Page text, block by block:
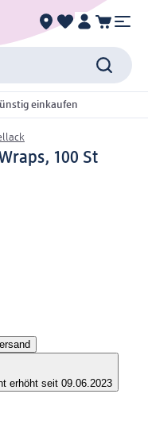
einkaufen
100 St
erhöht seit 09.06.2023